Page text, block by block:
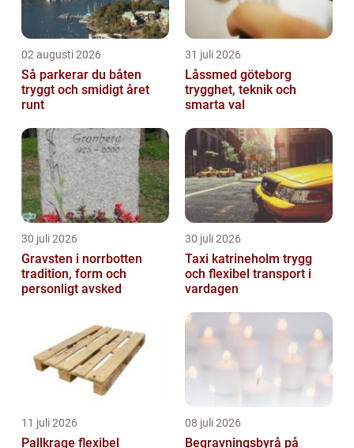
02 augusti 2026
Så parkerar du båten
tryggt och smidigt året
runt
31 juli 2026
Låssmed göteborg
trygghet, teknik och
smarta val
30 juli 2026
Gravsten i norrbotten
tradition, form och
personligt avsked
30 juli 2026
Taxi katrineholm trygg
och flexibel transport i
vardagen
11 juli 2026
Pallkrage flexibel
08 juli 2026
Begravningsbyrå på